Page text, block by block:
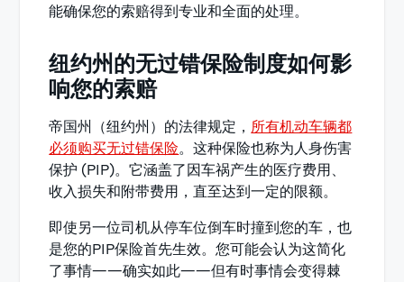
能确保您的索赔得到专业和全面的处理。
纽约州的无过错保险制度如何影
响您的索赔
帝国州（纽约州）的法律规定， 所有机动车辆都
必须购买无过错保险。这种保险也称为人身伤害
保护 (PIP)。它涵盖了因车祸产生的医疗费用、
收入损失和附带费用，直至达到一定的限额。
即使另一位司机从停车位倒车时撞到您的车，也
是您的PIP保险首先生效。您可能会认为这简化
了事情——确实如此——但有时事情会变得棘